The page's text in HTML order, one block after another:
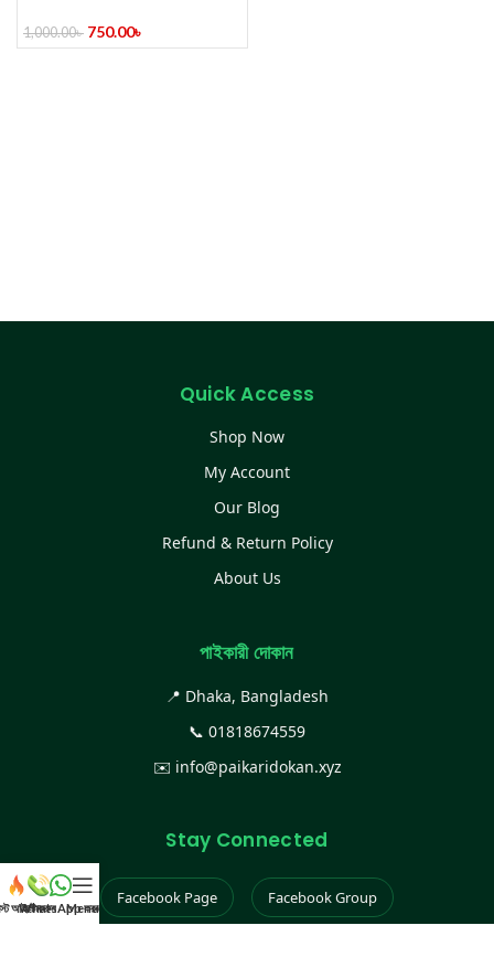
1,000.00৳ 750.00৳
Quick Access
Shop Now
My Account
Our Blog
Refund & Return Policy
About Us
পাইকারী দোকান
📍 Dhaka, Bangladesh
📞 01818674559
✉️ info@paikaridokan.xyz
Stay Connected
Facebook Page Facebook Group
আইটেম
কল করুন
WhatsApp করুন
Menu